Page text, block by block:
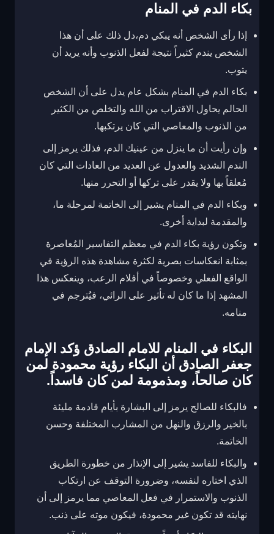
بكاء الدم في المنام
إذا رأى الشخص أنه يبكي دم،دل ذلك على أن هذا
الشخص يندم كثيراً نتيجة لفعل الذنوب وأنه يريد أن
يتوب.
بكاء الدم في المنام بشكل عام يدل على أن الشخص
الحالم يحاول الاقتراب من الله والتخلص من الكثير
من الذنوب والمعاصي التي كان يرتكبها.
وإن رأيت أن ما ينزل من عينيك الدم، فذلك يرمز إلى
الندم الشديد والعدول عن العديد من العادات التي كان
مُعلقاً بها ولا يقدر على تركها أو التحرر منها.
وبكاء الدم في المنام يشير إلى الخاتمة لمرحلة ما،
والمقدمة لبداية أخرى.
وتكون رؤية بكاء الدم في معظم التفاسير المُعاصرة
بمثابة انعكاسات بصرية لكثرة مشاهدة هذه الرؤية في
الواقع الفعلي وخصوصاً في أفلام الرعب، وينعكس هذا
المشهد إذا ما كان له تأثير على الرائي، فيُترجم في
منامه.
البكاء في المنام للامام الصادق ؤكد الإمام
جعفر الصادق أن البكاء رؤية محمودة لمن
كان صالحاً، ومذمومة لمن كان فاسداً.
فالبكاء للصالح يرمز إلى البشارة بأيام قادمة مليئة
بالخير والرزق والنهل من المشارب المختلفة وحسن
الخاتمة.
والبكاء للفاسد يشير إلى الإنذار من خطورة الطريق
الذي اختاره لنفسه، وضرورة التوقف عن ارتكاب
الذنوب والاستمرار في فعل المعاصي مما يرمز إلى أن
نهايته قد تكون غير محمودة، فيكون موته على ذنب.